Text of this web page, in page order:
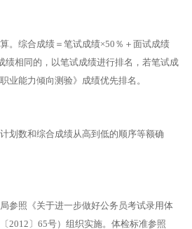
。综合成绩＝笔试成绩×50％＋面试成绩
绩相同的，以笔试成绩进行排名，若笔试成
业能力倾向测验》成绩优先排名。
划数和综合成绩从高到低的顺序等额确
参照《关于进一步做好公务员考试录用体
2012〕65号）组织实施。体检标准参照